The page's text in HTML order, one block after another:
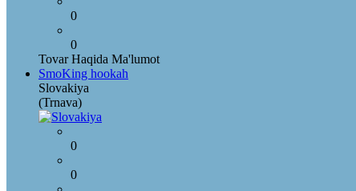
0
0
Tovar Haqida Ma'lumot
SmoKing hookah
Slovakiya
(Trnava)
0
0